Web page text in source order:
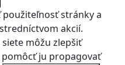
použiteľnosť stránky a
akcií.
siete môžu zlepšiť
ju propagovať